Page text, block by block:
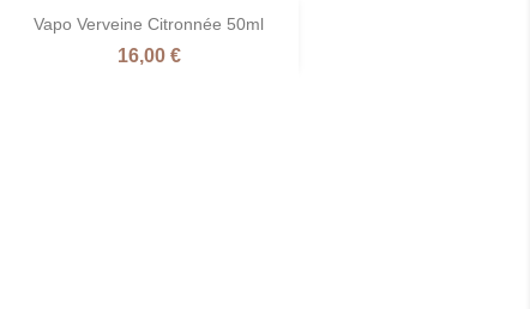
Vapo Verveine Citronnée 50ml
Prix
16,00 €
Aperçu rapide